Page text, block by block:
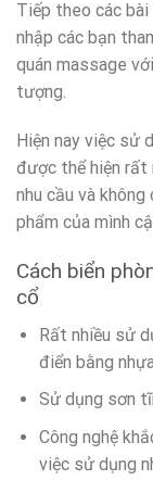
Tiếp theo các bài
nhập các bạn
quán massage
tượng.
Hiện nay việc sử
được thể hiện rất
nhu cầu và
phẩm của mình
Cách biển
cổ
Rất nhiều sử
điển bằng
Sử dụng sơn
Công nghệ
việc sử dụng